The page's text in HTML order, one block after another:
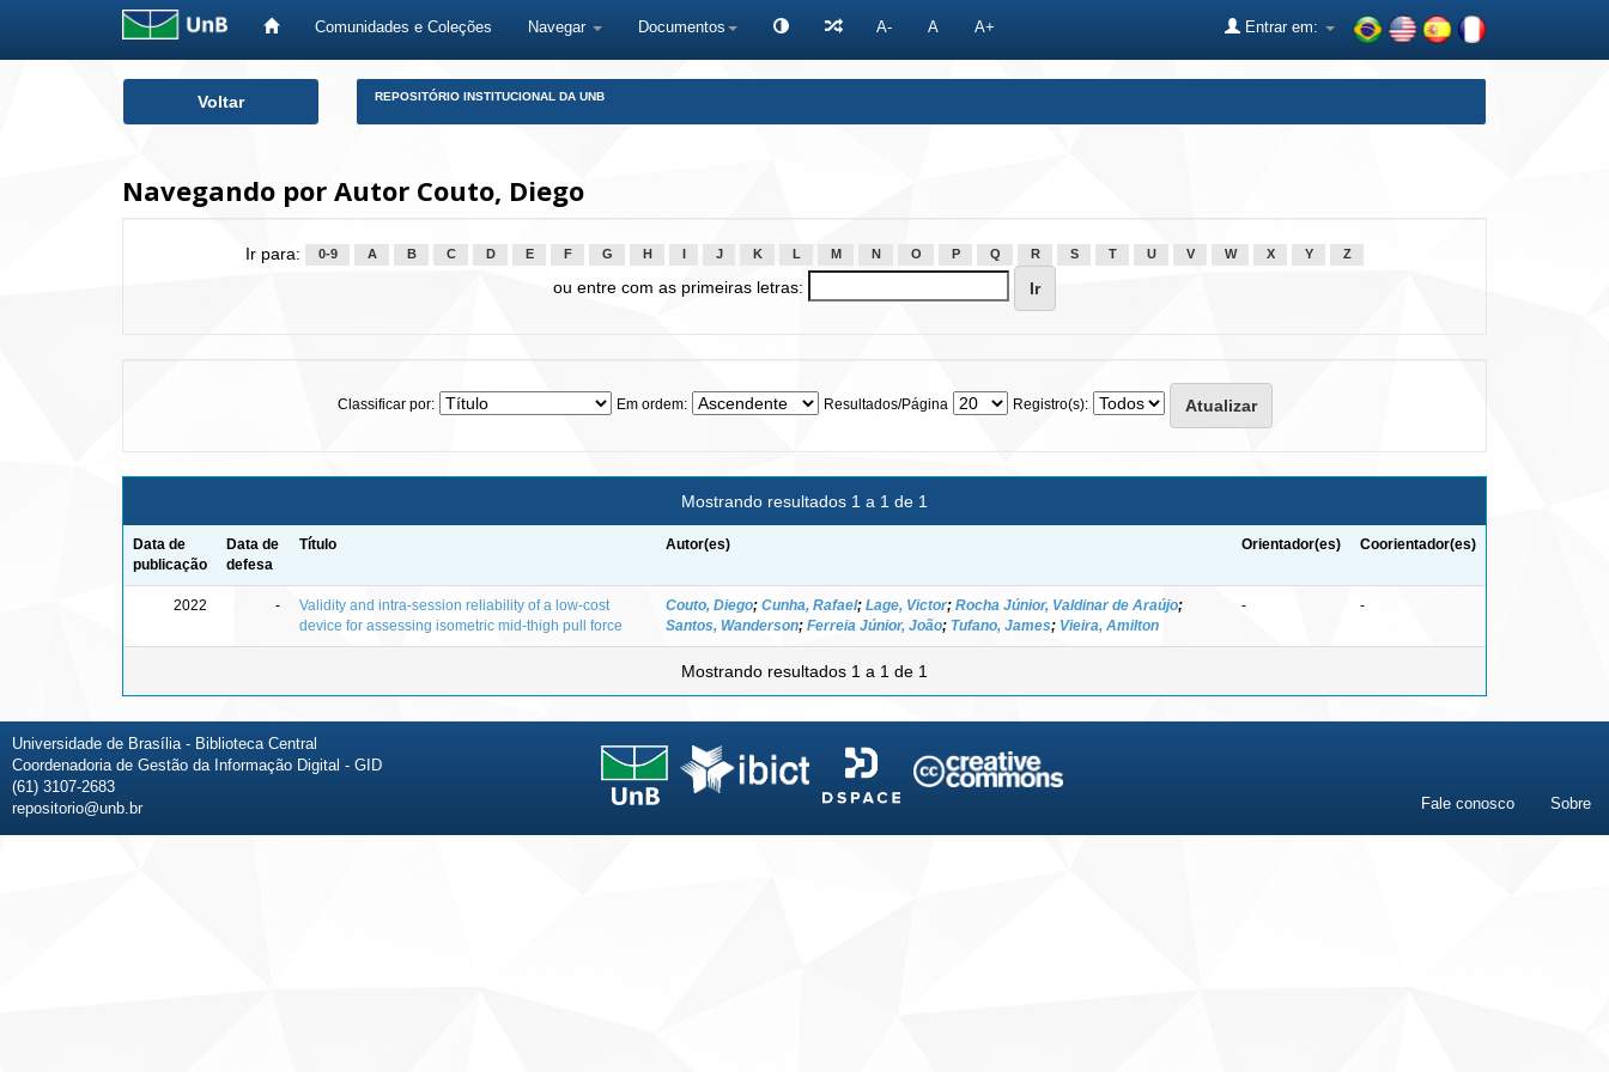
Comunidades e Coleções Navegar Documentos A- A A+ Entrar em:
Voltar REPOSITÓRIO INSTITUCIONAL DA UNB
Navegando por Autor Couto, Diego
Ir para: 0-9 A B C D E F G H J K L M N O P Q R S T U V W X Y Z
ou entre com as primeiras letras:
Classificar por: Em ordem: Resultados/Página Registro(s):
Mostrando resultados 1 a 1 de 1
Data de
publicação
Data de
defesa
Título Autor(es) Orientador(es) Coorientador(es)
2022 -
Validity and intra-session reliability of a low-cost
device for assessing isometric mid-thigh pull force
Couto, Diego; Cunha, Rafael; Lage, Victor; Rocha Júnior, Valdinar de Araújo;
Santos, Wanderson; Ferreia Júnior, João; Tufano, James; Vieira, Amilton
- -
Mostrando resultados 1 a 1 de 1
Universidade de Brasília - Biblioteca Central
Coordenadoria de Gestão da Informação Digital - GID
(61) 3107-2683
repositorio@unb.br
Fale conosco Sobre